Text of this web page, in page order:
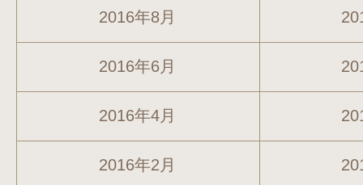
2016年8月
2016年6月
2016年4月
2016年2月